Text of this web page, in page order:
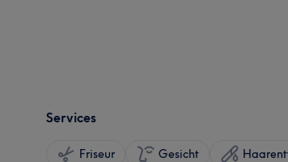
Services
Friseur Gesicht